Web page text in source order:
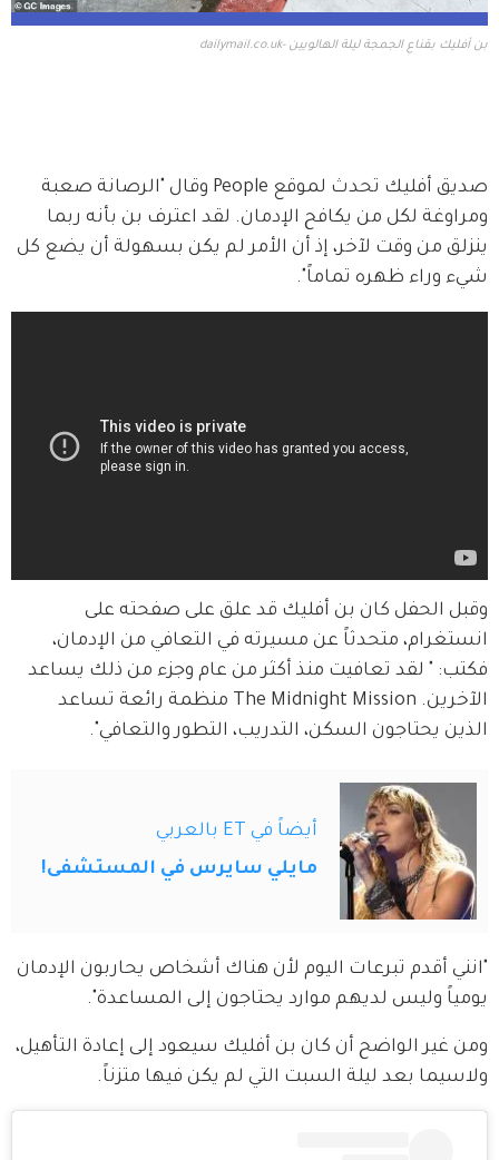
بن أفليك بقناع الجمجة ليلة الهالويين -dailymail.co.uk
صديق أفليك تحدث لموقع People وقال "الرصانة صعبة
ومراوغة لكل من يكافح الإدمان. لقد اعترف بن بأنه ربما
ينزلق من وقت لآخر، إذ أن الأمر لم يكن بسهولة أن يضع كل
شيء وراء ظهره تماماً".
وقبل الحفل كان بن أفليك قد علق على صفحته على
انستغرام، متحدثاً عن مسيرته في التعافي من الإدمان،
فكتب: " لقد تعافيت منذ أكثر من عام وجزء من ذلك يساعد
الآخرين. The Midnight Mission منظمة رائعة تساعد
الذين يحتاجون السكن، التدريب، التطور والتعافي".
أيضاً في ET بالعربي
مايلي سايرس في المستشفى!
"انني أقدم تبرعات اليوم لأن هناك أشخاص يحاربون الإدمان
يومياً وليس لديهم موارد يحتاجون إلى المساعدة".
ومن غير الواضح أن كان بن أفليك سيعود إلى إعادة التأهيل،
ولاسيما بعد ليلة السبت التي لم يكن فيها متزناً.